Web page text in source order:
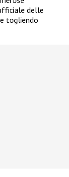
delle
togliendo